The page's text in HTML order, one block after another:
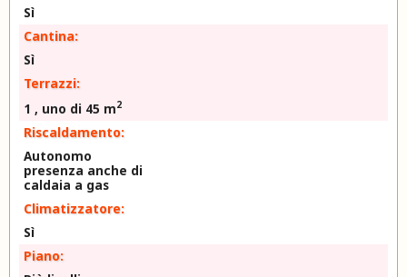
Sì
Cantina:
Sì
Terrazzi:
1 , uno di 45 m2
Riscaldamento:
Autonomo
presenza anche di
caldaia a gas
Climatizzatore:
Sì
Piano: